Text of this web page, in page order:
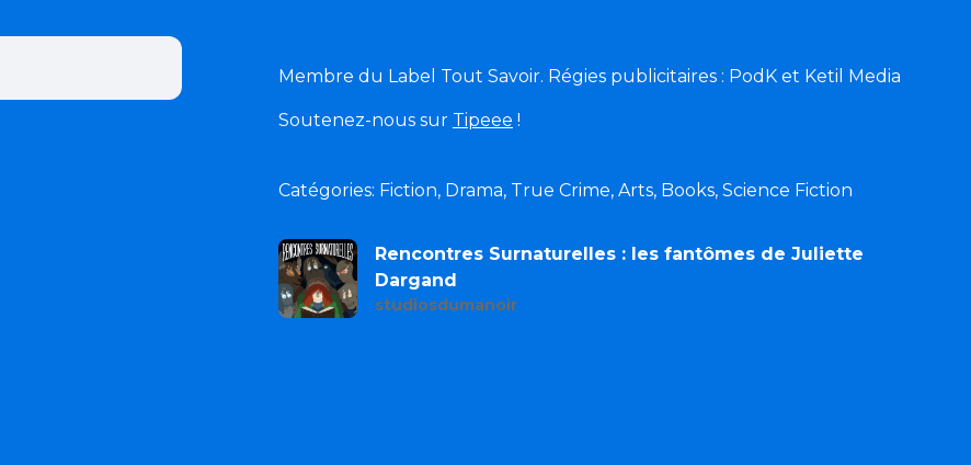
Membre du Label Tout Savoir. Régies publicitaires : PodK et Ketil Media
Soutenez-nous sur Tipeee !
Catégories: Fiction, Drama, True Crime, Arts, Books, Science Fiction
Rencontres Surnaturelles : les fantômes de Juliette
Dargand
studiosdumanoir